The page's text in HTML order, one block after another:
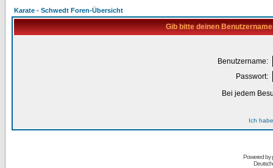
Karate - Schwedt Foren-Übersicht
Gib bitte deinen
Benutzername:
Passwort:
Bei jedem
Ich
Powered by